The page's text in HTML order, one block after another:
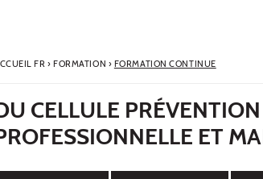
FR› FORMATION › FORMATION CONTINUE
CELLULE
ET